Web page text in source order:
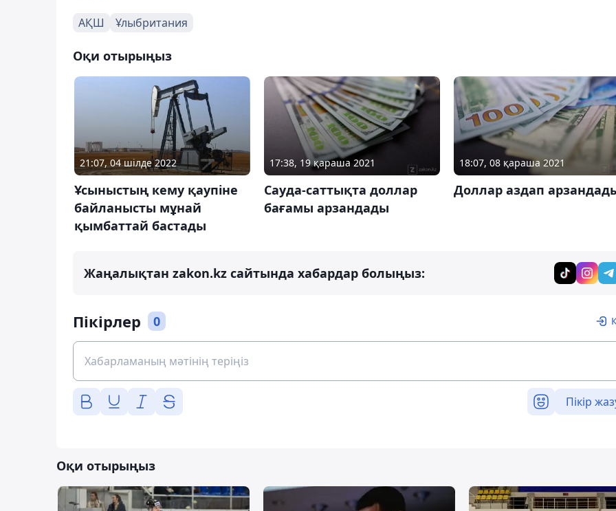
АҚШ Ұлыбритания
Оқи отырыңыз
21:07, 04 шілде 2022
Ұсыныстың кему қаупіне
байланысты мұнай
қымбаттай бастады
17:38, 19 қараша 2021
Сауда-саттықта доллар
бағамы арзандады
18:07, 08 қараша 2021
Доллар аздап
Жаңалықтан zakon.kz сайтында хабардар болыңыз:
Пікірлер 0
Пікір
Оқи отырыңыз